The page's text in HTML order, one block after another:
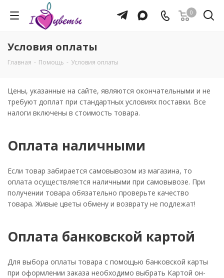
0
Условия оплаты
Главная - Помощь - Условия оплаты
Цены, указанные на сайте, являются окончательными и не
требуют доплат при стандартных условиях поставки. Все
налоги включены в стоимость товара.
Оплата наличными
Если товар забирается самовывозом из магазина, то
оплата осуществляется наличными при самовывозе. При
получении товара обязательно проверьте качество
товара. Живые цветы обмену и возврату не подлежат!
Оплата банковской картой
Для выбора оплаты товара с помощью банковской карты
при оформлении заказа необходимо выбрать Картой он-